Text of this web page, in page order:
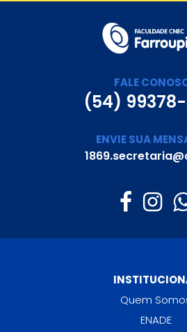
FALE
(54)
ENVIE SUA
Quem
ENADE